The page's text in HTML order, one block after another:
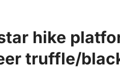
hike
truffle/